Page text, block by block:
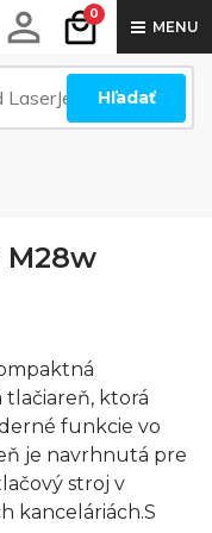
0
MENU
Hľadať
M28w
ktorá
funkcie vo
je navrhnutá pre
stroj v
kanceláriách.S